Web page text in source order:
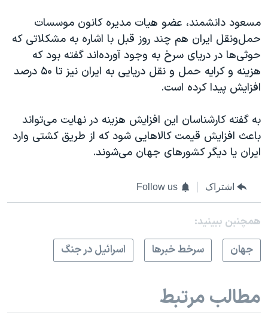
مسعود دانشمند، عضو هیات مدیره کانون موسسات
حمل‌ونقل ایران هم چند روز قبل با اشاره به مشکلاتی که
حوثی‌ها در دریای سرخ به وجود آورده‌اند گفته بود که
هزینه و کرایه حمل و نقل دریایی به ایران نیز تا ۵۰ درصد
افزایش پیدا کرده است.
به گفته کارشناسان این افزایش هزینه در نهایت می‌تواند
باعث افزایش قیمت کالاهایی شود که از طریق کشتی وارد
ایران یا دیگر کشورهای جهان می‌شوند.
اشتراک Follow us
همچنبن ببینید:
جهان
سرخط خبرها اسرائیل در جنگ
مطالب مرتبط